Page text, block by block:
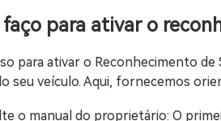
faço para ativar o
para ativar o Reconhecimento
seu veículo. Aqui, fornecemos
o manual do proprietário: O